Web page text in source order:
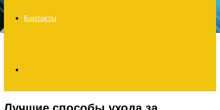
Контакты